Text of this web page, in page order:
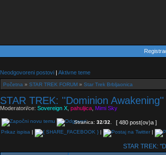
Neodgovoreni postovi | Aktivne teme
Početna » STAR TREK FORUM » Star Trek Brbljaonica
STAR TREK: ''Dominion
Moderatori/ce: Sovereign X pahuljica Mimi Sky
Stranica: 32/32 [ 480 post(ov)a ]
Prikaz ispisa | | |
STAR TREK: